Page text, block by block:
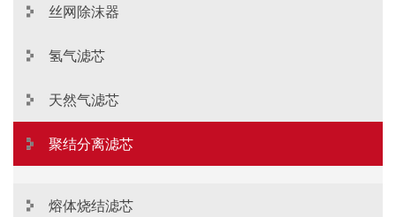
丝网除沫器
氢气滤芯
天然气滤芯
聚结分离滤芯
熔体烧结滤芯